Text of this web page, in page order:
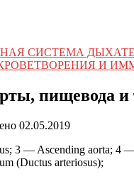
СИСТЕМА
И
пищевода и
02.05.2019
3 — Ascending aorta; 4
(Ductus arteriosus);